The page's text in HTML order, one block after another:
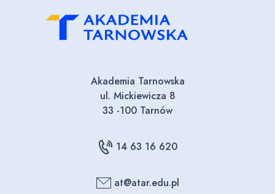
Akademia Tarnowska
ul. Mickiewicza 8
33 -100 Tarnów
14 63 16 620
at@atar.edu.pl